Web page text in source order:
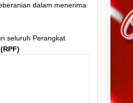
dalam menerima
seluruh Perangkat
(RPF)